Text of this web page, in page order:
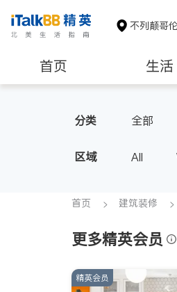
不列颠哥
首页 生活
分类 全部
区域 All
BC -
首页 建筑装修
更多精英会员
精英会员